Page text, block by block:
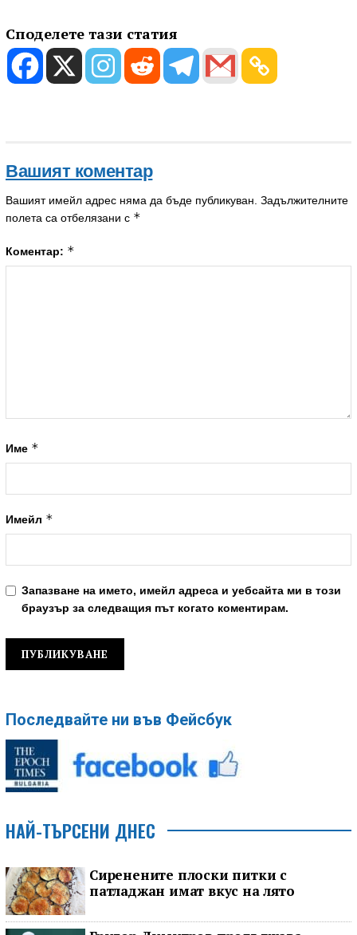
Споделете тази статия
Вашият коментар
Вашият имейл адрес няма да бъде публикуван. Задължителните
полета са отбелязани с *
Коментар: *
Име *
Имейл *
Запазване на името, имейл адреса и уебсайта ми в този
браузър за следващия път когато коментирам.
Последвайте ни във Фейсбук
НАЙ-ТЪРСЕНИ ДНЕС
Сиренените плоски питки с
патладжан имат вкус на лято